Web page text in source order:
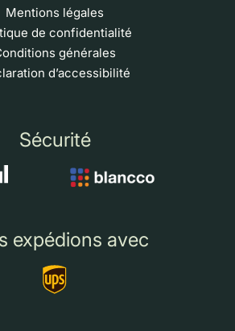
Mentions légales
de confidentialité
générales
d’accessibilité
Sécurité
expédions avec